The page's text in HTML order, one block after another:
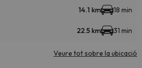
14.1 km 18 min
22.5 km 31 min
Veure tot sobre la ubicació